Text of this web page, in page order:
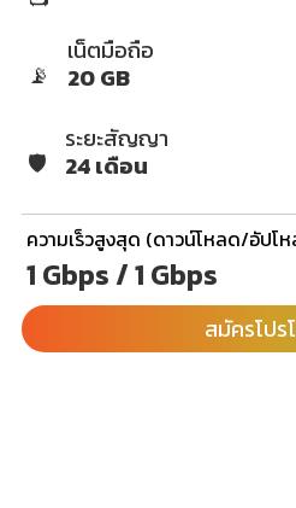
📡
เน็ตมือถือ
20 GB
🛡️
ระยะสัญญา
24 เดือน
ความเร็วสูงสุด (ดาวน์โหลด/อัปโ
1 Gbps / 1 Gbps
สมัครโปร